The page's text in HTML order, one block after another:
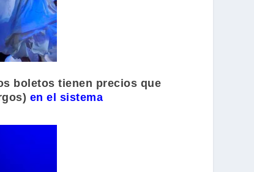
boletos tienen precios que
en el sistema